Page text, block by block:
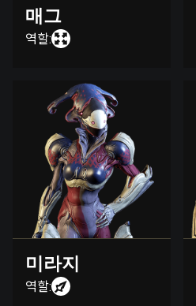
매그
역할:
미라지
역할: